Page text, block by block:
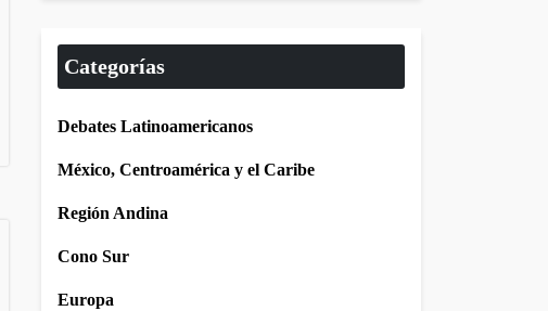
Categorías
Debates Latinoamericanos
México, Centroamérica y el Caribe
Región Andina
Cono Sur
Europa